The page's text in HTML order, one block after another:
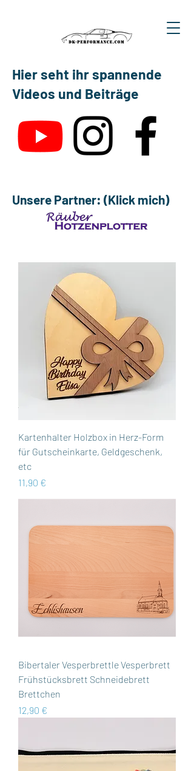
Hier seht ihr spannende
Videos und Beiträge
Unsere Partner: (Klick mich)
Kartenhalter Holzbox in Herz-Form
für Gutscheinkarte, Geldgeschenk,
etc
Preis
11,90 €
Bibertaler Vesperbrettle Vesperbrett
Frühstücksbrett Schneidebrett
Brettchen
Preis
12,90 €